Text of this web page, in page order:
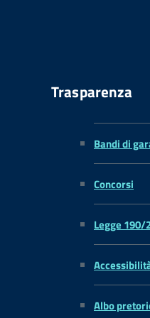
Trasparenza
Bandi di
Concorsi
Legge 190/
Albo